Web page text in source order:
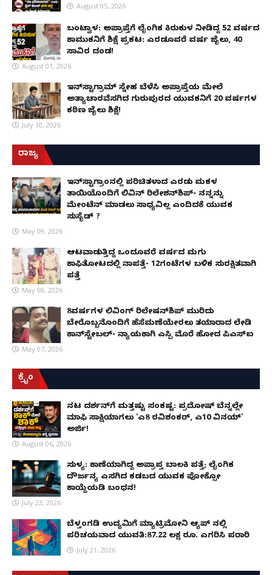
August 05, 2026
ಬಂಟ್ವಾಳ: ಅಪ್ರಾಪ್ತೆಗೆ ಲೈಂಗಿಕ ಕಿರುಕುಳ ನೀಡಿದ್ದ 52 ವರ್ಷದ
ಕಾಮುಕನಿಗೆ ಶಿಕ್ಷೆ ಪ್ರಕಟ: ಎರಡೂವರೆ ವರ್ಷ ಜೈಲು, ₹40
ಸಾವಿರ ದಂಡ!
August 01, 2026
ಇನ್‌ಸ್ಟಾಗ್ರಾಮ್ ಸ್ನೇಹ ಬೆಳೆಸಿ ಅಪ್ರಾಪ್ತೆಯ ಮೇಲೆ
ಅತ್ಯಾಚಾರವೆಸಗಿದ ಗುರುಪುರದ ಯುವಕನಿಗೆ 20 ವರ್ಷಗಳ
ಕಠಿಣ ಜೈಲು ಶಿಕ್ಷೆ!
July 10, 2026
ರಾಜ್ಯ
ಇನ್​ಸ್ಟಾಗ್ರಾಂನಲ್ಲಿ ಪರಿಚಿತಳಾದ ಎರಡು ಮಕ್ಕಳ
ತಾಯಿಯೊಂದಿಗೆ ಲಿವಿನ್ ರಿಲೇಶನ್​ಶಿಪ್- ನನ್ನನ್ನು
ಮೇಂಟೆನ್ ಮಾಡಲು ಸಾಧ್ಯವಿಲ್ಲ ಎಂದಿದಕ್ಕೆ ಯುವಕ
ಸುಸೈಡ್ ?
May 09, 2026
ಆಟವಾಡುತ್ತಿದ್ದ ಒಂದೂವರೆ ವರ್ಷದ ಮಗು
ಕಾಫಿತೋಟದಲ್ಲಿ ನಾಪತ್ತೆ- 12ಗಂಟೆಗಳ ಬಳಿಕ ಸುರಕ್ಷಿತವಾಗಿ
ಪತ್ತೆ
May 08, 2026
8ವರ್ಷಗಳ ಲಿವಿಂಗ್‌ ರಿಲೇಷನ್‌ಶಿಪ್ ಮುರಿದು
ಬೇರೊಬ್ಬನೊಂದಿಗೆ ಹೆಸೆಮಣೆಯೇರಲು ತಯಾರಾದ ಲೇಡಿ
ಕಾನ್‌ಸ್ಟೇಬಲ್- ನ್ಯಾಯಕ್ಕಾಗಿ ಎಸ್ಪಿ ಮೊರೆ ಹೋದ ಪಿಎಸ್ಐ
May 07, 2026
ಕ್ರೈಂ
ನಟ ದರ್ಶನ್‌ಗೆ ಮತ್ತಷ್ಟು ಸಂಕಷ್ಟ: ಪ್ರದೋಷ್ ಬೆನ್ನಲ್ಲೇ
ಮಾಫಿ ಸಾಕ್ಷಿಯಾಗಲು 'ಎ8 ರವಿಶಂಕರ್, ಎ10 ವಿನಯ್'
ಅರ್ಜಿ!
August 06, 2026
ಸುಳ್ಯ: ಕಾಣೆಯಾಗಿದ್ದ ಅಪ್ರಾಪ್ತ ಬಾಲಕಿ ಪತ್ತೆ; ಲೈಂಗಿಕ
ದೌರ್ಜನ್ಯ ಎಸಗಿದ ಕಡಬದ ಯುವಕ ಪೋಕ್ಸೋ
ಕಾಯ್ದೆಯಡಿ ಬಂಧನ!
July 23, 2026
ಬೆಳ್ತಂಗಡಿ ಉದ್ಯಮಿಗೆ ಮ್ಯಾಟ್ರಿಮೋನಿ ಆ್ಯಪ್ ನಲ್ಲಿ
ಪರಿಚಯವಾದ ಯುವತಿ:87.22 ಲಕ್ಷ ರೂ. ಎಗರಿಸಿ ಪರಾರಿ
July 21, 2026